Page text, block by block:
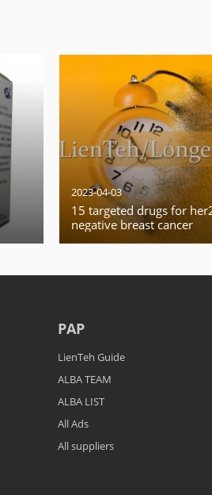
2023-04-03
15 targeted drugs for
negative breast cancer
PAP
LienTeh Guide
ALBA TEAM
ALBA LIST
All Ads
All suppliers